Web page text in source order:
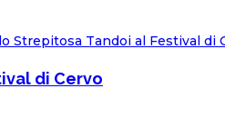
di Cervo